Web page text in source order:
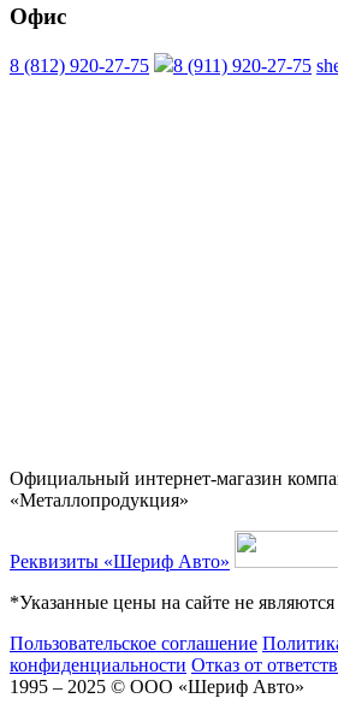
Офис
8 (812) 920-27-75 8 (911) 920-27-75
Официальный интернет-магазин
«Металлопродукция»
Реквизиты «Шериф Авто»
*Указанные цены на сайте не
Пользовательское соглашение
конфиденциальности Отказ от
1995 – 2025 © ООО «Шериф Авто»